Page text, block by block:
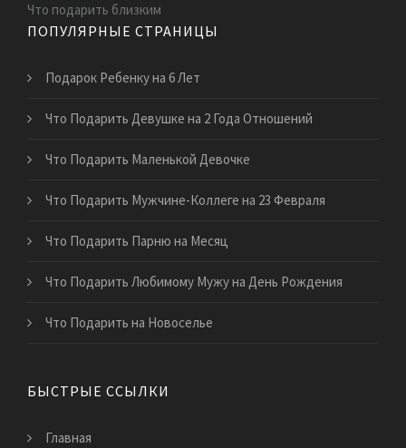
Что подарить близким
ПОПУЛЯРНЫЕ СТРАНИЦЫ
Подарок Ребенку на 6 Лет
Что Подарить Девушке на 2 Года Отношений
Что Подарить Маленькой Девочке
Что Подарить Мужчине-Коллеге на 23 Февраля
Что Подарить Парню на Месяц
Что Подарить Любимому Мужу на День Рождения
Что Подарить на Новоселье
БЫСТРЫЕ ССЫЛКИ
Главная